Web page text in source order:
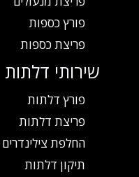
פורץ כספות
פריצת כספות
שירותי דלתות
פורץ דלתות
פריצת דלתות
החלפת צילינדרים
תיקון דלתות